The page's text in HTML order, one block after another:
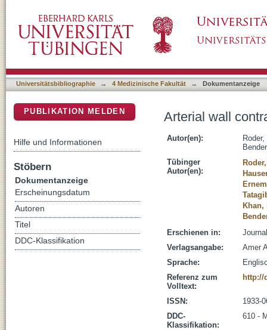
Universitätsbibliographie → 4 Medizinische Fakultät → Dokumentanzeige
Arterial wall
Autor(en):
Tübinger
Autor(en):
Khan,
Erschienen in:
Verlagsangabe:
Amer
Sprache:
Referenz zum
Volltext:
http://
ISSN:
1933-
DDC-
Klassifikation:
610 -
PUBLIKATION MELDEN
Hilfe und Informationen
Stöbern
Dokumentanzeige
Erscheinungsdatum
Autoren
Titel
DDC-Klassifikation